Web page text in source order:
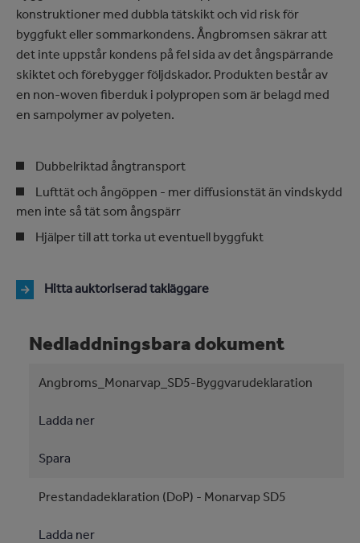
konstruktioner med dubbla tätskikt och vid risk för
byggfukt eller sommarkondens. Ångbromsen säkrar att
det inte uppstår kondens på fel sida av det ångspärrande
skiktet och förebygger följdskador. Produkten består av
en non-woven fiberduk i polypropen som är belagd med
en sampolymer av polyeten.
Dubbelriktad ångtransport
Lufttät och ångöppen - mer diffusionstät än vindskydd
men inte så tät som ångspärr
Hjälper till att torka ut eventuell byggfukt
Hitta auktoriserad takläggare
Nedladdningsbara dokument
Angbroms_Monarvap_SD5-Byggvarudeklaration
Ladda ner
Spara
Prestandadeklaration (DoP) - Monarvap SD5
Ladda ner